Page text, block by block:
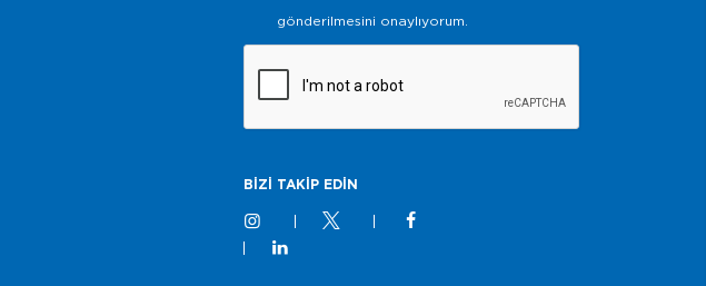
gönderilmesini onaylıyorum.
BİZİ TAKİP EDİN